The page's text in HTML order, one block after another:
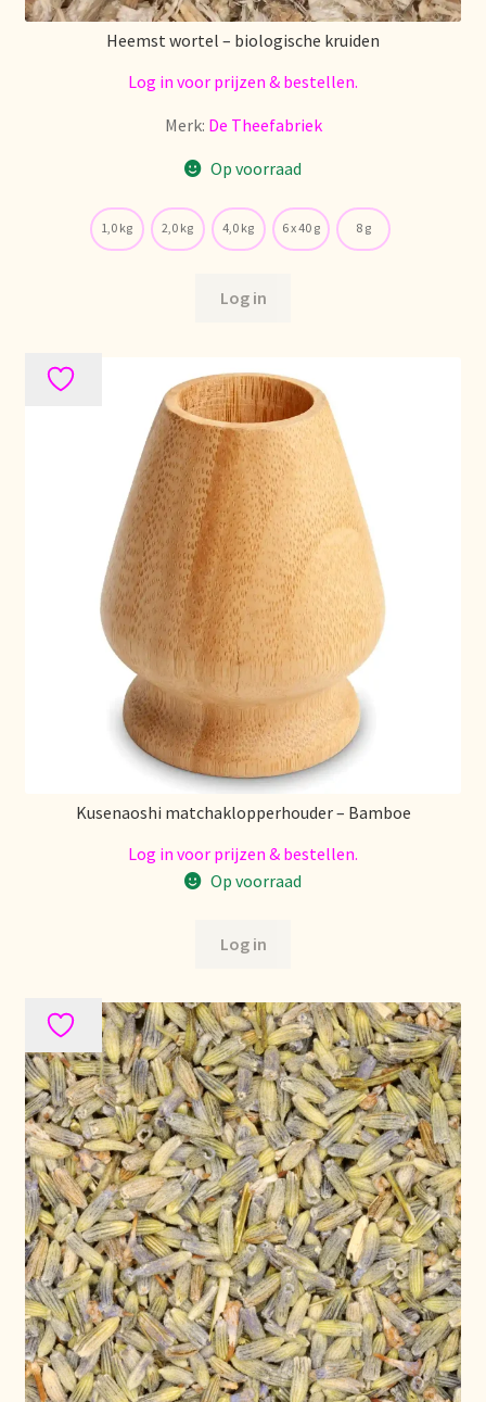
Stock matters
Terms and Conditions
Verzenden en bezorgen
Voedselveiligheid
Voorraadzaken
We zijn verhuisd!
Webwinkel
Welcome to our Tea Wholesale business!
Willkommen in unserem Teegroßhandel!
Heemst wortel – biologische kruiden
Log in voor prijzen & bestellen.
Merk: De Theefabriek
Op voorraad
1,0 kg 2,0 kg 4,0 kg 6 x 40 g 8 g
Log in
Kusenaoshi matchaklopperhouder – Bamboe
Log in voor prijzen & bestellen.
Op voorraad
Log in